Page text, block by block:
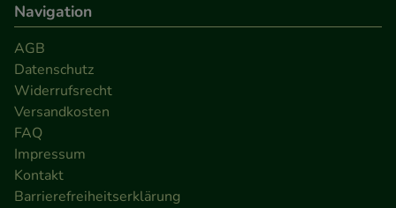
Navigation
AGB
Datenschutz
Widerrufsrecht
Versandkosten
FAQ
Impressum
Kontakt
Barrierefreiheitserklärung